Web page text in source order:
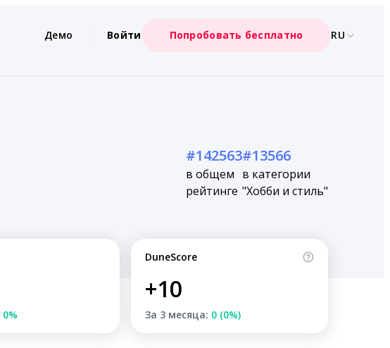
Демо Войти Попробовать бесплатно RU
#142563
в общем
рейтинге
#13566
в категории
"Хобби и стиль"
0%
DuneScore
+10
За 3 месяца: 0 (0%)